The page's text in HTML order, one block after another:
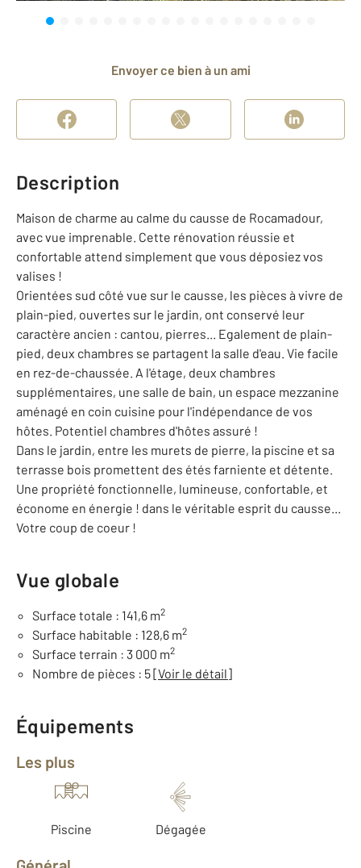
Envoyer ce bien à un ami
Description
Maison de charme au calme du causse de Rocamadour,
avec vue imprenable. Cette rénovation réussie et
confortable attend simplement que vous déposiez vos
valises !
Orientées sud côté vue sur le causse, les pièces à vivre de
plain-pied, ouvertes sur le jardin, ont conservé leur
caractère ancien : cantou, pierres... Egalement de plain-
pied, deux chambres se partagent la salle d'eau. Vie facile
en rez-de-chaussée. A l'étage, deux chambres
supplémentaires, une salle de bain, un espace mezzanine
aménagé en coin cuisine pour l'indépendance de vos
hôtes. Potentiel chambres d'hôtes assuré !
Dans le jardin, entre les murets de pierre, la piscine et sa
terrasse bois promettent des étés farniente et détente.
Une propriété fonctionnelle, lumineuse, confortable, et
économe en énergie ! dans le véritable esprit du causse...
Votre coup de coeur !
Vue globale
Surface totale : 141,6 m2
Surface habitable : 128,6 m2
Surface terrain : 3 000 m2
Nombre de pièces : 5[Voir le détail]
Équipements
Les plus
Piscine Dégagée